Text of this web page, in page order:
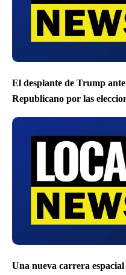
El desplante de Trump
Republicano por las
Una nueva carrera